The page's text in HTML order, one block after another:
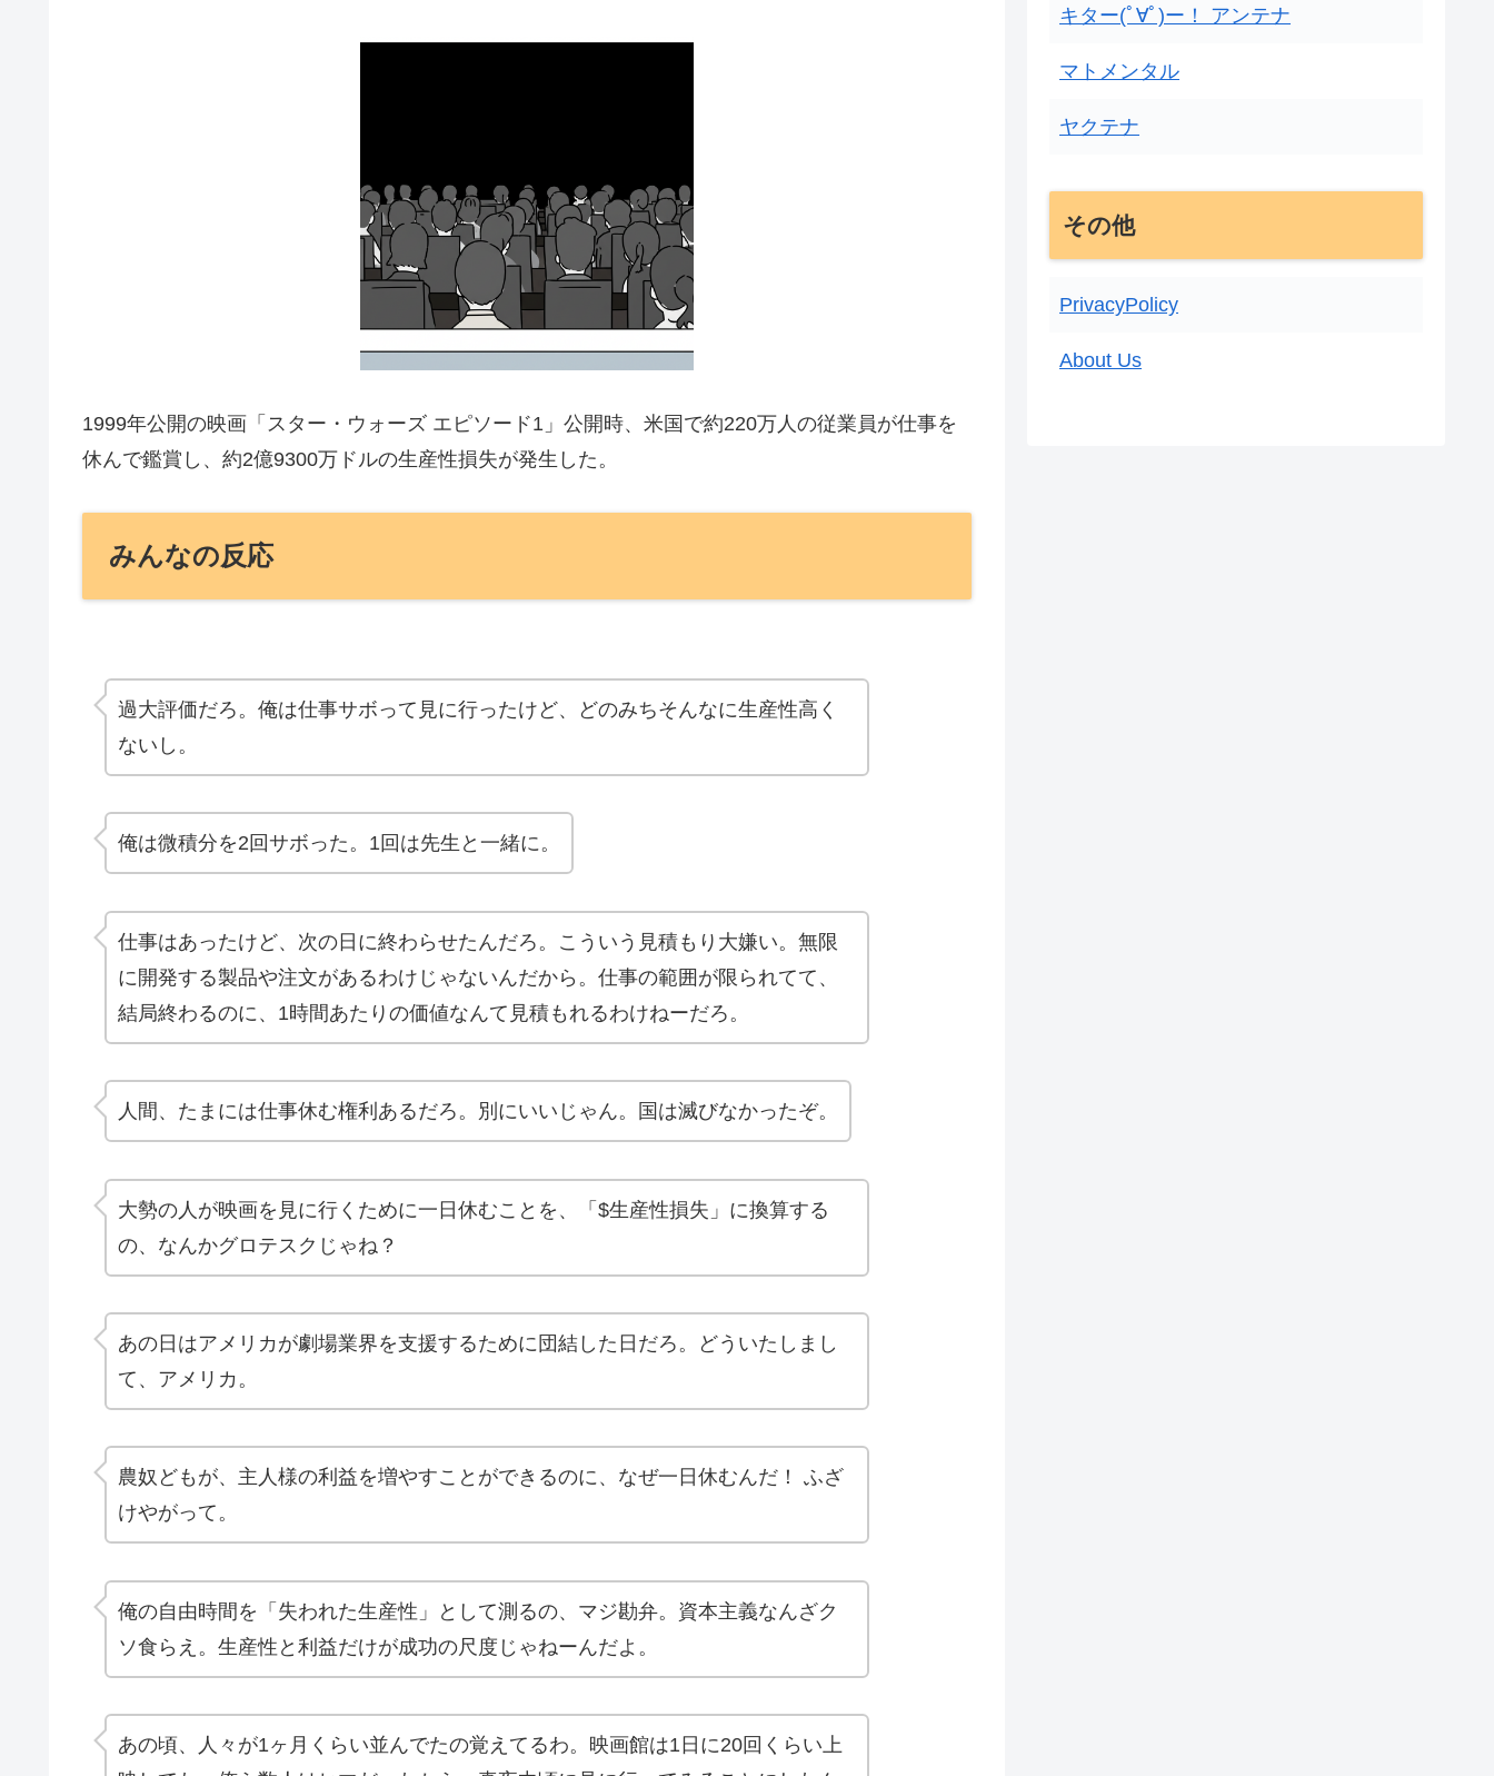
1999年公開の映画「スター・ウォーズ エピソード1」公開時、米国で約220万人の従業員が仕事を
休んで鑑賞し、約2億9300万ドルの生産性損失が発生した。
みんなの反応
過大評価だろ。俺は仕事サボって見に行ったけど、どのみちそんなに生産性高く
ないし。
俺は微積分を2回サボった。1回は先生と一緒に。
仕事はあったけど、次の日に終わらせたんだろ。こういう見積もり大嫌い。無限
に開発する製品や注文があるわけじゃないんだから。仕事の範囲が限られてて、
結局終わるのに、1時間あたりの価値なんて見積もれるわけねーだろ。
人間、たまには仕事休む権利あるだろ。別にいいじゃん。国は滅びなかったぞ。
大勢の人が映画を見に行くために一日休むことを、「$生産性損失」に換算する
の、なんかグロテスクじゃね？
あの日はアメリカが劇場業界を支援するために団結した日だろ。どういたしまし
て、アメリカ。
農奴どもが、主人様の利益を増やすことができるのに、なぜ一日休むんだ！ ふざ
けやがって。
俺の自由時間を「失われた生産性」として測るの、マジ勘弁。資本主義なんざク
ソ食らえ。生産性と利益だけが成功の尺度じゃねーんだよ。
あの頃、人々が1ヶ月くらい並んでたの覚えてるわ。映画館は1日に20回くらい上
キター(ﾟ∀ﾟ)ー！ アンテナ
マトメンタル
ヤクテナ
その他
PrivacyPolicy
About Us